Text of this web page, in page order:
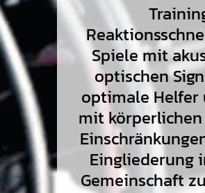
Spiele mit
optischen
optimale Helfer
mit
Eingliederung
Gemeinschaft